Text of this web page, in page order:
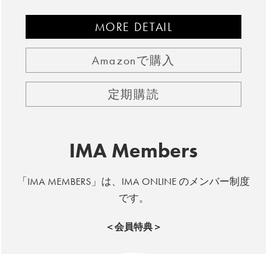
MORE DETAIL
Amazonで購入
定期購読
IMA Members
「IMA MEMBERS」は、IMA ONLINE のメンバー制度
です。
＜会員特典＞